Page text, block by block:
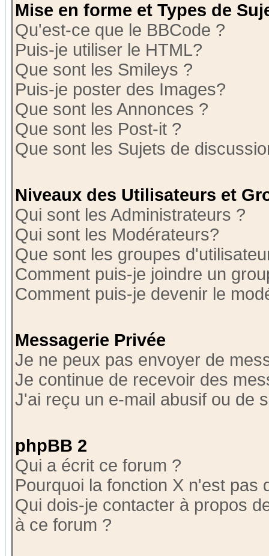
Mise en forme et Types de
Qu'est-ce que le BBCode ?
Puis-je utiliser le HTML?
Que sont les Smileys ?
Puis-je poster des Images?
Que sont les Annonces ?
Que sont les Post-it ?
Que sont les Sujets de
Niveaux des Utilisateurs et
Qui sont les Administrateurs ?
Qui sont les Modérateurs?
Que sont les groupes
Comment puis-je joindre un
Comment puis-je devenir le
Messagerie Privée
Je ne peux pas envoyer de
Je continue de recevoir des
J'ai reçu un e-mail abusif ou de
phpBB 2
Qui a écrit ce forum ?
Pourquoi la fonction X n'est pas
Qui dois-je contacter à propos
à ce forum ?